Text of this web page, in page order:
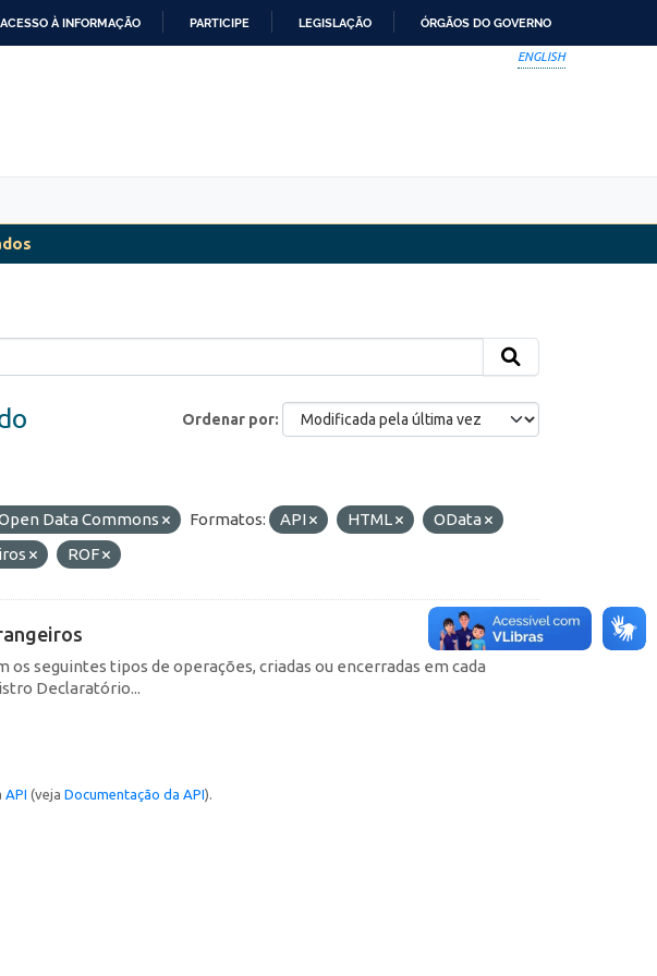
ACESSO À INFORMAÇÃO PARTICIPE LEGISLAÇÃO ÓRGÃOS DO GOVERNO
ENGLISH
Ordenar por
Data Commons
Formatos: API HTML
OData
ROF
seguintes tipos de operações, criadas ou encerradas em cada
Declaratório...
API (veja Documentação da API).